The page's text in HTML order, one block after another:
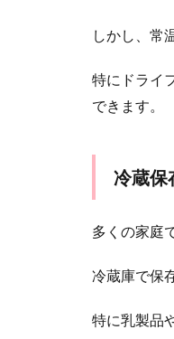
しかし、常
特にドライ
できます。
冷蔵保
多くの家庭
冷蔵庫で保
特に乳製品